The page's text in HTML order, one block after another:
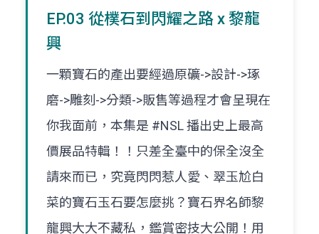
EP.03 從樸石到閃耀之路 x 黎龍
興
一顆寶石的產出要經過原礦->設計->琢
磨->雕刻->分類->販售等過程才會呈現在
你我面前，本集是 #NSL 播出史上最高
價展品特輯！！只差全臺中的保全沒全
請來而已，究竟閃閃惹人愛、翠玉尬白
菜的寶石玉石要怎麼挑？寶石界名師黎
龍興大大不藏私，鑑賞密技大公開！用